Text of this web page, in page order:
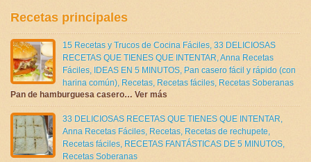
Recetas principales
15 Recetas y Trucos de Cocina Fáciles, 33 DELICIOSAS
RECETAS QUE TIENES QUE INTENTAR,Anna Recetas
Fáciles, IDEAS EN 5 MINUTOS, Pan casero fácil y rápido (con
harina común), Recetas, Recetas fáciles, Recetas Soberanas
Pan de hamburguesa casero… Ver más
33 DELICIOSAS RECETAS QUE TIENES QUE INTENTAR,
Anna Recetas Fáciles, Recetas, Recetas de rechupete,
Recetas fáciles, RECETAS FANTÁSTICAS DE 5 MINUTOS,
Recetas Soberanas